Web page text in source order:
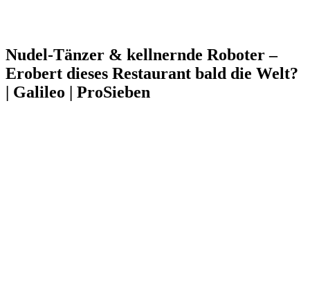
Nudel-Tänzer & kellnernde Roboter –
Erobert dieses Restaurant bald die Welt?
| Galileo | ProSieben